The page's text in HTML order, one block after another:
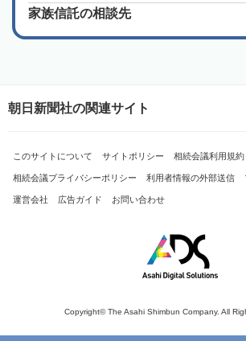
家族信託の相談先
朝日新聞社の関連サイト
このサイトについて サイトポリシー 相続会議利用規約
相続会議プライバシーポリシー 利用者情報の外部送信
運営会社 広告ガイド お問い合わせ
Copyright© The Asahi Shimbun Company. All